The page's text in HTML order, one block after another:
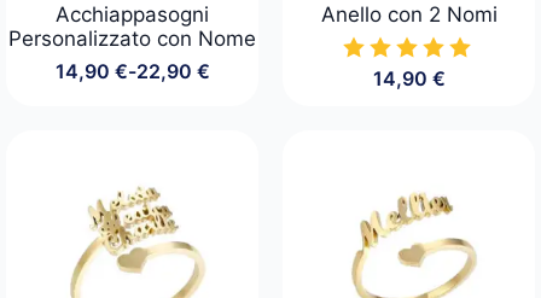
Acchiappasogni
Personalizzato con Nome
14,90 €-22,90 €
Fascia
a
22,90 €
Anello con 2 Nomi
14,90 €